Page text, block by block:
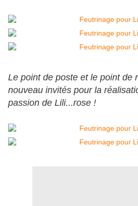
Le point de poste et le point de
nouveau invités pour la
passion de Lili...rose !